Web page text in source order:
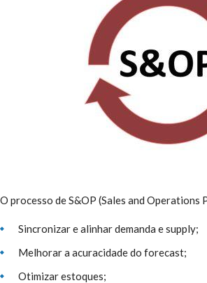
O processo de S&OP (Sales and
Sincronizar e alinhar demanda e supply;
Melhorar a acuracidade do forecast;
Otimizar estoques;